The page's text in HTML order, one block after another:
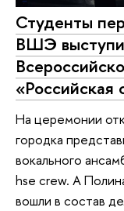
Студенты
ВШЭ
«Российская
На церемонии
городка
вокального
hse crew. А
вошли в состав